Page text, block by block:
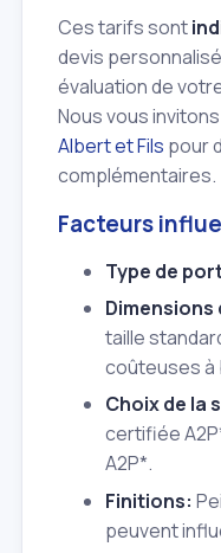
Ces tarifs sont
devis
évaluation de
Nous vous
Albert et Fils pour
complémentaires.
Facteurs
Type de
Dimensions
taille
coûteuses à
Choix de la
certifiée
A2P*.
Finitions:
peuvent